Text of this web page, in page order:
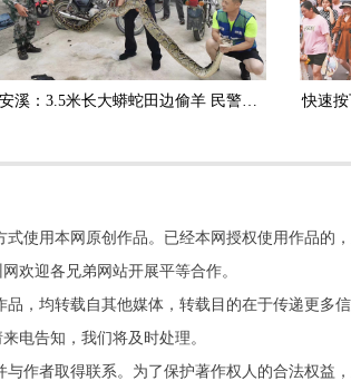
快速
使用本网原创作品。已经本网授权使用作品的
欢迎各兄弟网站开展平等合作。
，均转载自其他媒体，转载目的在于传递更多
电告知，我们将及时处理。
作者取得联系。为了保护著作权人的合法权益